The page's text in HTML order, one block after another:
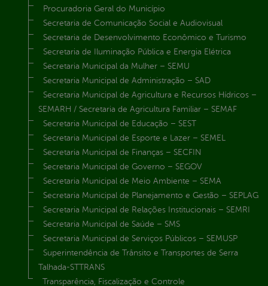
Procuradoria Geral do Município
Secretaria de Comunicação Social e Audiovisual
Secretaria de Desenvolvimento Econômico e Turismo
Secretaria de Iluminação Pública e Energia Elétrica
Secretaria Municipal da Mulher – SEMU
Secretaria Municipal de Administração – SAD
Secretaria Municipal de Agricultura e Recursos Hídricos –
SEMARH / Secretaria de Agricultura Familiar – SEMAF
Secretaria Municipal de Educação – SEST
Secretaria Municipal de Esporte e Lazer – SEMEL
Secretaria Municipal de Finanças – SECFIN
Secretaria Municipal de Governo – SEGOV
Secretaria Municipal de Meio Ambiente – SEMA
Secretaria Municipal de Planejamento e Gestão – SEPLAG
Secretaria Municipal de Relações Institucionais – SEMRI
Secretaria Municipal de Saúde – SMS
Secretaria Municipal de Serviços Públicos – SEMUSP
Superintendência de Trânsito e Transportes de Serra
Talhada-STTRANS
Transparência, Fiscalização e Controle